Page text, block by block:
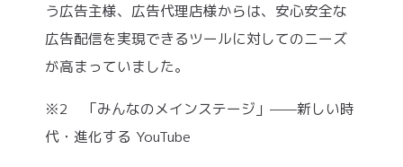
う広告主様、広告代理店様からは、安心安全な
広告配信を実現できるツールに対してのニーズ
が高まっていました。
※2 「みんなのメインステージ」——新しい時
代・進化する YouTube